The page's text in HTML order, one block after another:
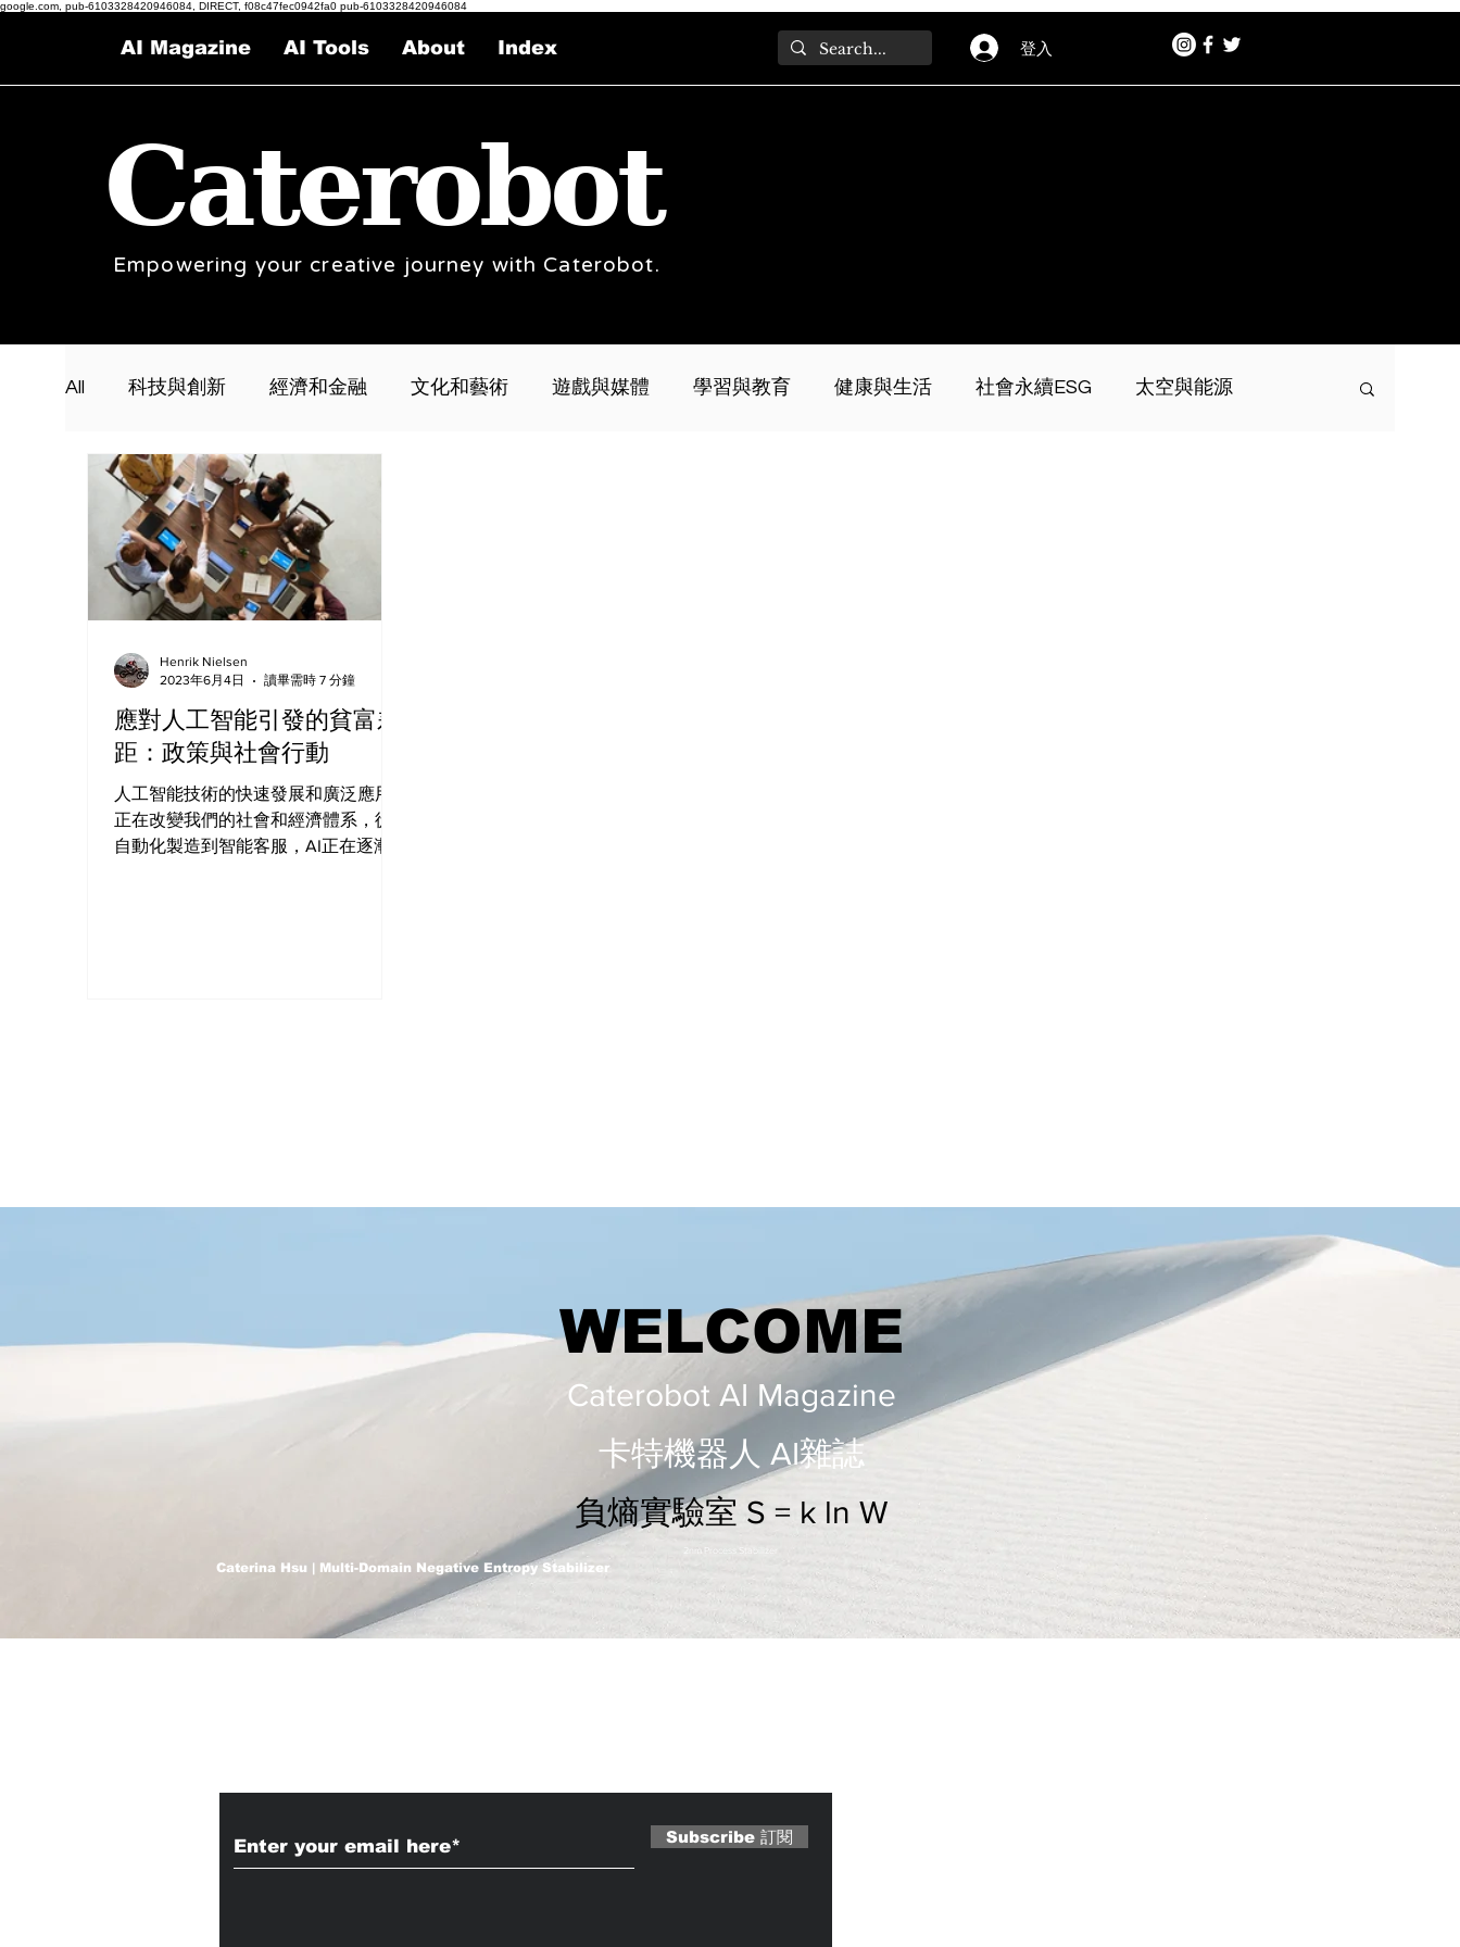
google.com, pub-6103328420946084, DIRECT, f08c47fec0942fa0 pub-6103328420946084
AI Magazine AI Tools About Index 登入
Caterobot
Empowering your creative journey with Caterobot.
All 科技與創新 經濟和金融 文化和藝術 遊戲與媒體 學習與教育 健康與生活 社會永續ESG 太空與能源
應對人工智能引發的貧富差
距：政策與社會行動
人工智能技術的快速發展和廣泛應用
正在改變我們的社會和經濟體系，從
自動化製造到智能客服，AI正在逐漸
Henrik Nielsen
2023年6月4日
讀畢需時 7 分鐘
WELCOME
Caterobot AI Magazine
​​卡特機器人 AI雜誌
負熵實驗室 S = k ln W
2nm Process Stabilizer
Caterina Hsu | Multi-Domain Negative Entropy Stabilizer
Subscribe 訂閱